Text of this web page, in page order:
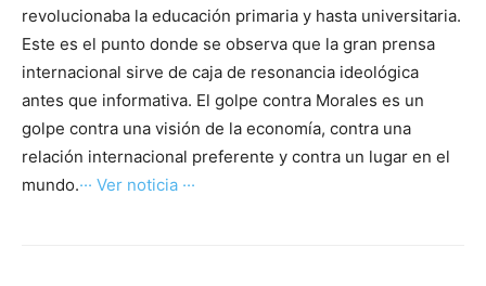
revolucionaba la educación primaria y hasta universitaria.
Este es el punto donde se observa que la gran prensa
internacional sirve de caja de resonancia ideológica
antes que informativa. El golpe contra Morales es un
golpe contra una visión de la economía, contra una
relación internacional preferente y contra un lugar en el
mundo.··· Ver noticia ···